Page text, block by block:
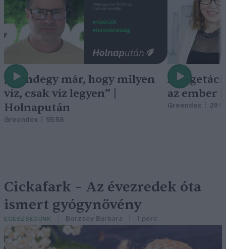
„Mindegy már, hogy milyen
víz, csak víz legyen” |
Holnapután
Greendex 55:58
A
az ember
Greendex
Cickafark – Az évezredek óta
ismert gyógynövény
EGÉSZSÉGÜNK Börzsey Barbara 1 perc